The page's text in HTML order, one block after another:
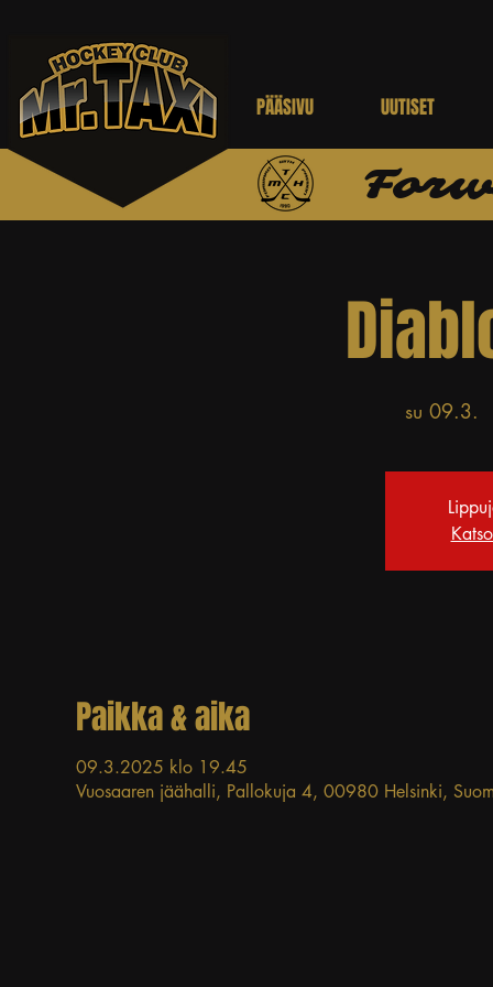
PÄÄSIVU UUTISET
su 09.3.
Paikka & aika
09.3.2025 klo 19.45
Vuosaaren jäähalli, Pallokuja 4, 00980 Helsinki,